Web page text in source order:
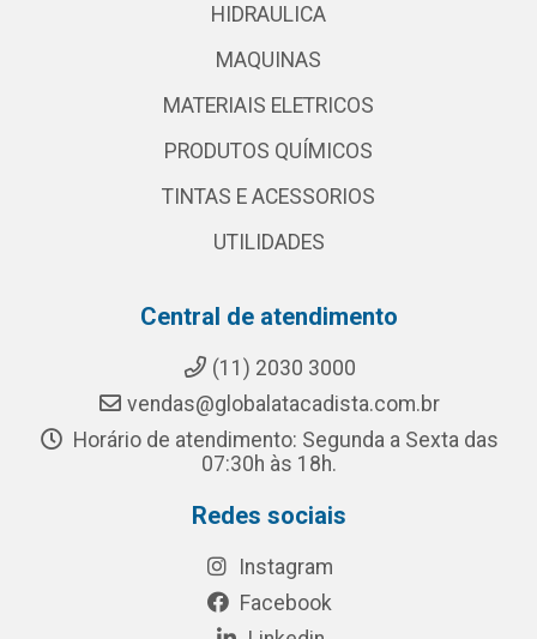
HIDRAULICA
MAQUINAS
MATERIAIS ELETRICOS
PRODUTOS QUÍMICOS
TINTAS E ACESSORIOS
UTILIDADES
Central de atendimento
(11) 2030 3000
vendas@globalatacadista.com.br
Horário de atendimento: Segunda a Sexta das
07:30h às 18h.
Redes sociais
Instagram
Facebook